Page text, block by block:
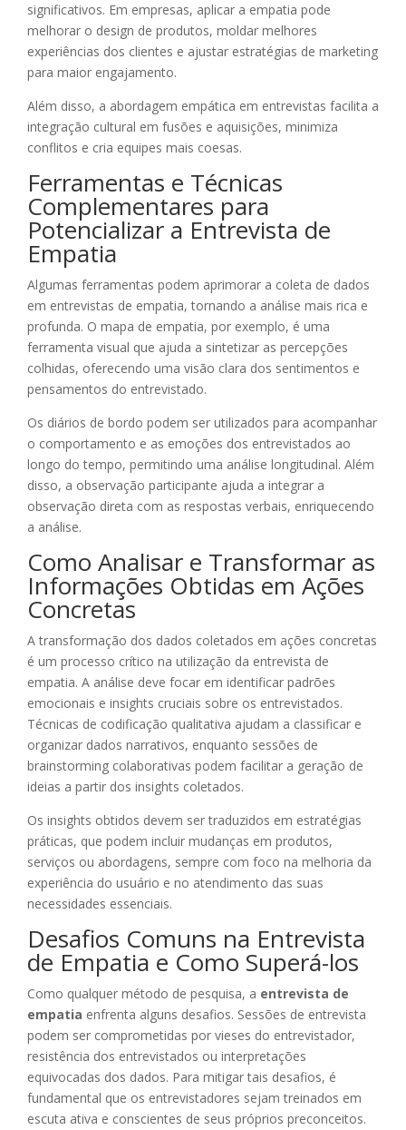
significativos. Em empresas, aplicar a empatia pode
melhorar o design de produtos, moldar melhores
experiências dos clientes e ajustar estratégias de marketing
para maior engajamento.
Além disso, a abordagem empática em entrevistas facilita a
integração cultural em fusões e aquisições, minimiza
conflitos e cria equipes mais coesas.
Ferramentas e Técnicas
Complementares para
Potencializar a Entrevista de
Empatia
Algumas ferramentas podem aprimorar a coleta de dados
em entrevistas de empatia, tornando a análise mais rica e
profunda. O mapa de empatia, por exemplo, é uma
ferramenta visual que ajuda a sintetizar as percepções
colhidas, oferecendo uma visão clara dos sentimentos e
pensamentos do entrevistado.
Os diários de bordo podem ser utilizados para acompanhar
o comportamento e as emoções dos entrevistados ao
longo do tempo, permitindo uma análise longitudinal. Além
disso, a observação participante ajuda a integrar a
observação direta com as respostas verbais, enriquecendo
a análise.
Como Analisar e Transformar as
Informações Obtidas em Ações
Concretas
A transformação dos dados coletados em ações concretas
é um processo crítico na utilização da entrevista de
empatia. A análise deve focar em identificar padrões
emocionais e insights cruciais sobre os entrevistados.
Técnicas de codificação qualitativa ajudam a classificar e
organizar dados narrativos, enquanto sessões de
brainstorming colaborativas podem facilitar a geração de
ideias a partir dos insights coletados.
Os insights obtidos devem ser traduzidos em estratégias
práticas, que podem incluir mudanças em produtos,
serviços ou abordagens, sempre com foco na melhoria da
experiência do usuário e no atendimento das suas
necessidades essenciais.
Desafios Comuns na Entrevista
de Empatia e Como Superá-los
Como qualquer método de pesquisa, a entrevista de
empatia enfrenta alguns desafios. Sessões de entrevista
podem ser comprometidas por vieses do entrevistador,
resistência dos entrevistados ou interpretações
equivocadas dos dados. Para mitigar tais desafios, é
fundamental que os entrevistadores sejam treinados em
escuta ativa e conscientes de seus próprios preconceitos.